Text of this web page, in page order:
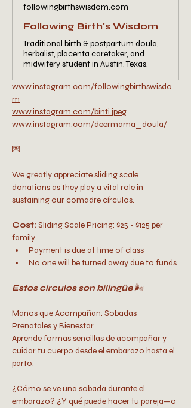
followingbirthswisdom.com
Following Birth's Wisdom
Traditional birth & postpartum doula,
herbalist, placenta caretaker, and
midwifery student in Austin, Texas.
www.instagram.com/followingbirthswisdo
m
www.instagram.com/binti.jpeg
www.instagram.com/deermama_doula/
💌
We greatly appreciate sliding scale
donations as they play a vital role in
sustaining our comadre círculos.
Cost: Sliding Scale Pricing: $25 - $125 per
family
Payment is due at time of class
No one will be turned away due to funds
Estos circulos son bilingüe 🌬️
Manos que Acompañan: Sobadas
Prenatales y Bienestar
Aprende formas sencillas de acompañar y
cuidar tu cuerpo desde el embarazo hasta el
parto.
¿Cómo se ve una sobada durante el
embarazo? ¿Y qué puede hacer tu pareja—o